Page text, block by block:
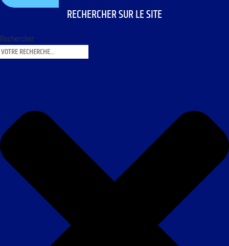
RECHERCHER SUR LE SITE
Rechercher